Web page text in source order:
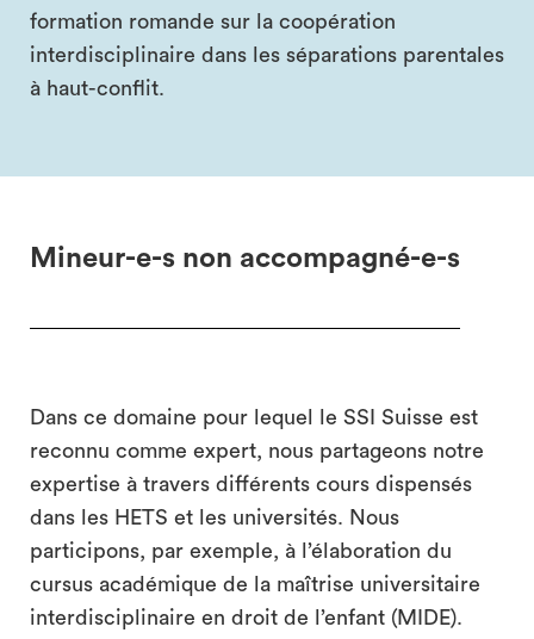
formation romande sur la coopération
interdisciplinaire dans les séparations parentales
à haut-conflit.
Mineur-e-s non accompagné-e-s
Dans ce domaine pour lequel le SSI Suisse est
reconnu comme expert, nous partageons notre
expertise à travers différents cours dispensés
dans les HETS et les universités. Nous
participons, par exemple, à l’élaboration du
cursus académique de la maîtrise universitaire
interdisciplinaire en droit de l’enfant (MIDE).